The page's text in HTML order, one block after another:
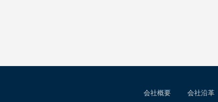
会社概要 会社沿革